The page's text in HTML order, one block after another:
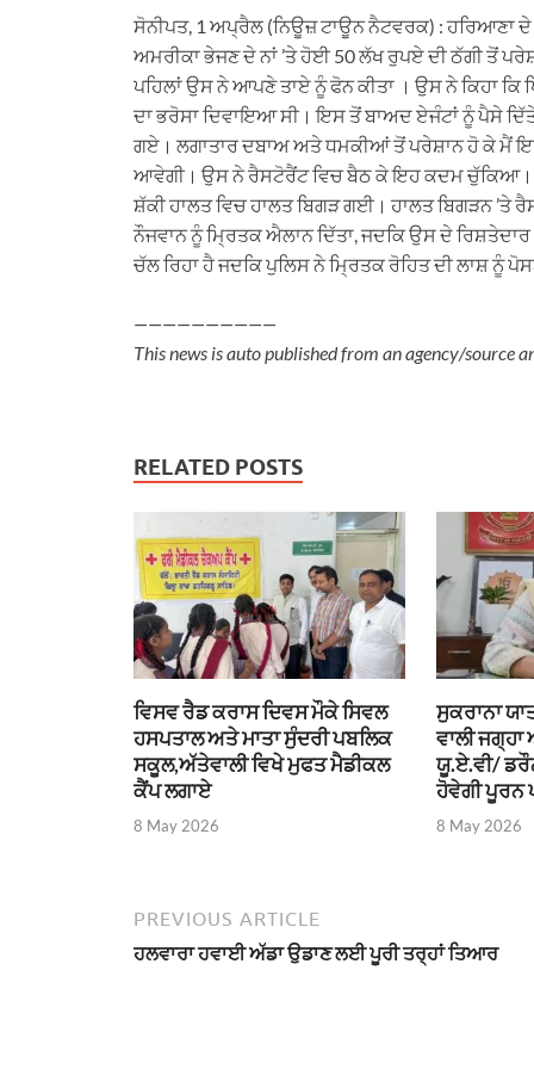
ਸੋਨੀਪਤ, 1 ਅਪ੍ਰੈਲ (ਨਿਊਜ਼ ਟਾਊਨ ਨੈਟਵਰਕ) : ਹਰਿਆਣਾ
ਅਮਰੀਕਾ ਭੇਜਣ ਦੇ ਨਾਂ ’ਤੇ ਹੋਈ 50 ਲੱਖ ਰੁਪਏ ਦੀ ਠੱਗੀ ਤੋਂ
ਪਹਿਲਾਂ ਉਸ ਨੇ ਆਪਣੇ ਤਾਏ ਨੂੰ ਫੋਨ ਕੀਤਾ । ਉਸ ਨੇ ਕਿਹਾ ਕਿ
ਦਾ ਭਰੋਸਾ ਦਿਵਾਇਆ ਸੀ। ਇਸ ਤੋਂ ਬਾਅਦ ਏਜੰਟਾਂ ਨੂੰ ਪੈਸੇ
ਗਏ। ਲਗਾਤਾਰ ਦਬਾਅ ਅਤੇ ਧਮਕੀਆਂ ਤੋਂ ਪਰੇਸ਼ਾਨ ਹੋ ਕੇ ਮੈਂ
ਆਵੇਗੀ। ਉਸ ਨੇ ਰੈਸਟੋਰੈਂਟ ਵਿਚ ਬੈਠ ਕੇ ਇਹ ਕਦਮ ਚੁੱਕਿਆ।
ਸ਼ੱਕੀ ਹਾਲਤ ਵਿਚ ਹਾਲਤ ਬਿਗੜ ਗਈ। ਹਾਲਤ ਬਿਗੜਨ ’ਤੇ
ਨੌਜਵਾਨ ਨੂੰ ਮ੍ਰਿਤਕ ਐਲਾਨ ਦਿੱਤਾ, ਜਦਕਿ ਉਸ ਦੇ
ਚੱਲ ਰਿਹਾ ਹੈ ਜਦਕਿ ਪੁਲਿਸ ਨੇ ਮ੍ਰਿਤਕ ਰੋਹਿਤ ਦੀ ਲਾਸ਼ ਨੂੰ
——————————
This news is auto published from an agency/source
RELATED POSTS
ਵਿਸਵ ਰੈਡ ਕਰਾਸ ਦਿਵਸ ਮੌਕੇ ਸਿਵਲ
ਹਸਪਤਾਲ ਅਤੇ ਮਾਤਾ ਸੁੰਦਰੀ ਪਬਲਿਕ
ਸਕੂਲ,ਅੱਤੇਵਾਲੀ ਵਿਖੇ ਮੁਫਤ ਮੈਡੀਕਲ
ਕੈਂਪ ਲਗਾਏ
8 May 2026
ਸੁਕਰਾਨਾ
ਵਾਲੀ
ਯੂ.ਏ.ਵੀ/
ਹੋਵੇਗੀ ਪੂਰਨ
8 May 2026
PREVIOUS ARTICLE
ਹਲਵਾਰਾ ਹਵਾਈ ਅੱਡਾ ਉਡਾਣ ਲਈ ਪੂਰੀ ਤਰ੍ਹਾਂ ਤਿਆਰ